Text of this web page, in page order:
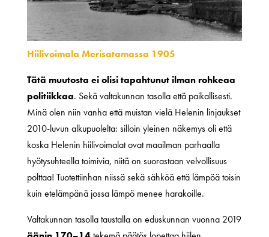
Hiilivoimala Merisatamassa 1905
Tätä muutosta ei olisi tapahtunut ilman rohkeaa
politiikkaa. Sekä valtakunnan tasolla että paikallisesti.
Minä olen niin vanha että muistan vielä Helenin linjaukset
2010-luvun alkupuolelta: silloin yleinen näkemys oli että
koska Helenin hiilivoimalat ovat maailman parhaalla
hyötysuhteella toimivia, niitä on suorastaan velvollisuus
polttaa! Tuotettiinhan niissä sekä sähköä että lämpöä toisin
kuin etelämpänä jossa lämpö menee harakoille.
Valtakunnan tasolla taustalla on eduskunnan vuonna 2019